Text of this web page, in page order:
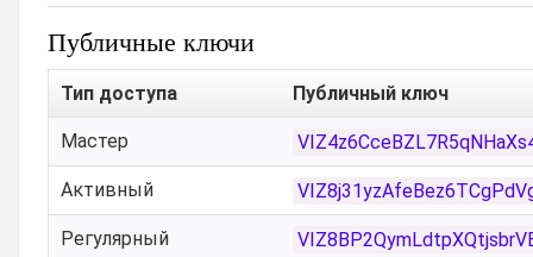
Публичные ключи
Тип доступа Публичный ключ
Мастер
Активный
Регулярный